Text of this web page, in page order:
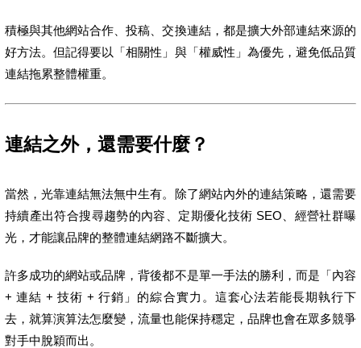
積極與其他網站合作、投稿、交換連結，都是擴大外部連結來源的
好方法。但記得要以「相關性」與「權威性」為優先，避免低品質
連結拖累整體權重。
連結之外，還需要什麼？
當然，光靠連結無法無中生有。除了網站內外的連結策略，還需要
持續產出符合搜尋趨勢的內容、定期優化技術 SEO、經營社群曝
光，才能讓品牌的整體連結網路不斷擴大。
許多成功的網站或品牌，背後都不是單一手法的勝利，而是「內容
+ 連結 + 技術 + 行銷」的綜合實力。這套心法若能長期執行下
去，就算演算法怎麼變，流量也能保持穩定，品牌也會在眾多競爭
對手中脫穎而出。